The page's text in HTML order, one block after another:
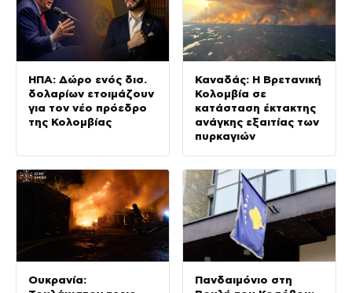
ΗΠΑ: Δώρο ενός δισ.
δολαρίων ετοιμάζουν
για τον νέο πρόεδρο
της Κολομβίας
Καναδάς: Η Βρετανική
Κολομβία σε
κατάσταση έκτακτης
ανάγκης εξαιτίας των
πυρκαγιών
Ουκρανία:
Πανδαιμόνιο στη